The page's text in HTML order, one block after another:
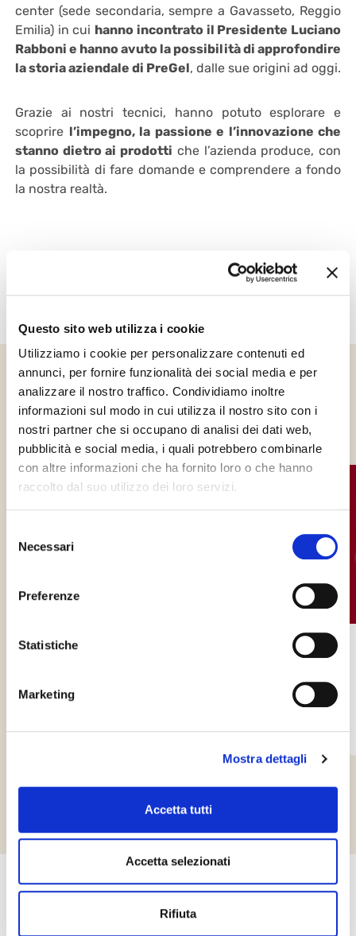
Questo sito web utilizza i cookie
Utilizziamo i cookie per personalizzare contenuti ed
annunci, per fornire funzionalità dei social media e per
analizzare il nostro traffico. Condividiamo inoltre
informazioni sul modo in cui utilizza il nostro sito con i
nostri partner che si occupano di analisi dei dati web,
pubblicità e social media, i quali potrebbero combinarle
con altre informazioni che ha fornito loro o che hanno
raccolto dal suo utilizzo dei loro servizi.
delNecessari
Preferenze
Statistiche
Marketing
Mostra dettagli
Accetta tutti
Accetta selezionati
Rifiuta
center (sede secondaria, sempre a Gavasseto, Reggio
Emilia) in cui hanno incontrato il Presidente Luciano
Rabboni e hanno avuto la possibilità di approfondire
la storia aziendale di PreGel, dalle sue origini ad oggi.
Grazie ai nostri tecnici, hanno potuto esplorare e
scoprire l’impegno, la passione e l’innovazione che
stanno dietro ai prodotti che l’azienda produce, con
la possibilità di fare domande e comprendere a fondo
la nostra realtà.
Altre notizie che
potrebbero interessarti
TUTTE LE NOTIZIE
Ottenimento Certificazione ISO
Siamo consapevoli che il rispetto e la tutela
Newsletter
Iscriviti alla newsletter per scoprire le novità aziendali